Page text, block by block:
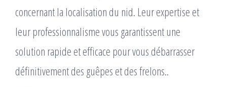
concernant la localisation du nid. Leur expertise et
leur professionnalisme vous garantissent une
solution rapide et efficace pour vous débarrasser
définitivement des guêpes et des frelons..